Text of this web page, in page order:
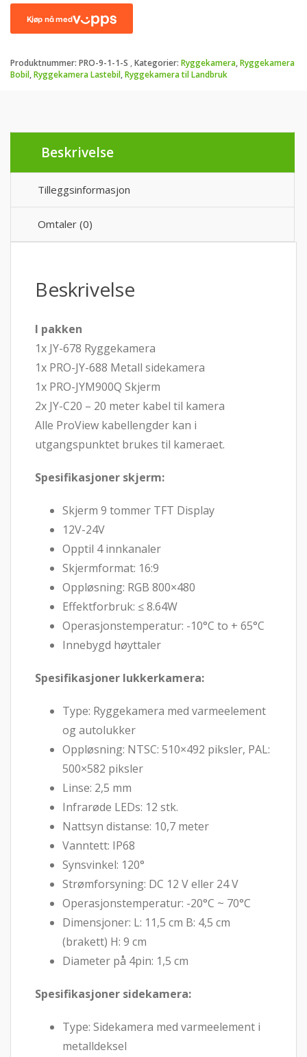
med
lukkerkamera
1
Sidekamera
Produktnummer: PRO-9-1-1-S Kategorier: Ryggekamera,Ryggekamera
Bobil,Ryggekamera Lastebil,Ryggekamera til Landbruk
Beskrivelse
Tilleggsinformasjon
Omtaler (0)
Beskrivelse
I pakken
1x JY-678 Ryggekamera
1x PRO-JY-688 Metall sidekamera
1x PRO-JYM900Q Skjerm
2x JY-C20 – 20 meter kabel til kamera
Alle ProView kabellengder kan i
utgangspunktet brukes til kameraet.
Spesifikasjoner skjerm:
Skjerm 9 tommer TFT Display
12V-24V
Opptil 4 innkanaler
Skjermformat: 16:9
Oppløsning: RGB 800×480
Effektforbruk: ≤ 8.64W
Operasjonstemperatur: -10°C to + 65°C
Innebygd høyttaler
Spesifikasjoner lukkerkamera:
Type: Ryggekamera med varmeelement
og autolukker
Oppløsning: NTSC: 510×492 piksler, PAL:
500×582 piksler
Linse: 2,5 mm
Infrarøde LEDs: 12 stk.
Nattsyn distanse: 10,7 meter
Vanntett: IP68
Synsvinkel: 120°
Strømforsyning: DC 12 V eller 24 V
Operasjonstemperatur: -20°C ~ 70°C
Dimensjoner: L: 11,5 cm B: 4,5 cm
(brakett) H: 9 cm
Diameter på 4pin: 1,5 cm
Spesifikasjoner sidekamera:
Type: Sidekamera med varmeelement i
metalldeksel